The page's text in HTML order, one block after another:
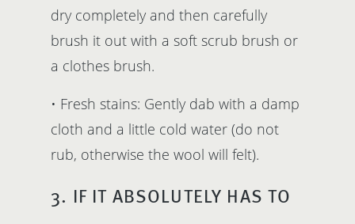
dry completely and then carefully
brush it out with a soft scrub brush or
a clothes brush.
• Fresh stains: Gently dab with a damp
cloth and a little cold water (do not
rub, otherwise the wool will felt).
3. IF IT ABSOLUTELY HAS TO